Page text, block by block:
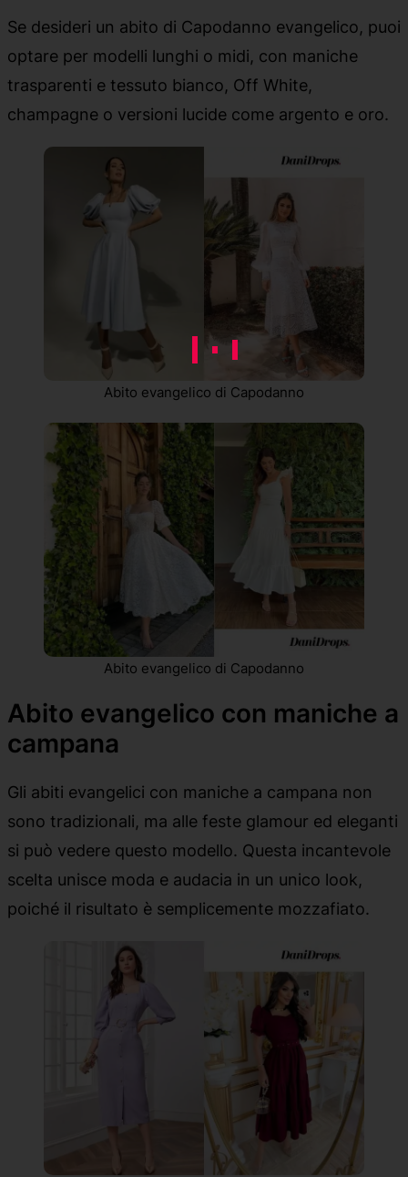
Se desideri un abito di Capodanno evangelico, puoi
optare per modelli lunghi o midi, con maniche
trasparenti e tessuto bianco, Off White,
champagne o versioni lucide come argento e oro.
Abito evangelico di Capodanno
Abito evangelico di Capodanno
Abito evangelico con maniche a
campana
Gli abiti evangelici con maniche a campana non
sono tradizionali, ma alle feste glamour ed eleganti
si può vedere questo modello. Questa incantevole
scelta unisce moda e audacia in un unico look,
poiché il risultato è semplicemente mozzafiato.